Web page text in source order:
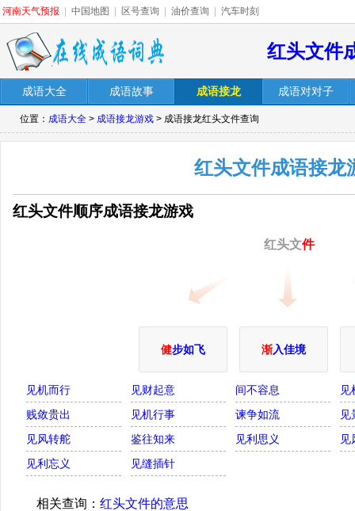
河南天气预报 中国地图 区号查询 油价查询 汽车时刻
红头文件
成语大全 成语故事 成语接龙 成语对对子
位置： 成语大全 > 成语接龙游戏 > 成语接龙红头文件查询
红头文件成语接龙
红头文件顺序成语接龙游戏
红头文件
健步如飞 渐入佳境
见机而行 见财起意 间不容息
见
贱敛贵出
见机行事 谏争如流
见
见风转舵
鉴往知来 见利思义
见
见利忘义
见缝插针
相关查询： 红头文件的意思